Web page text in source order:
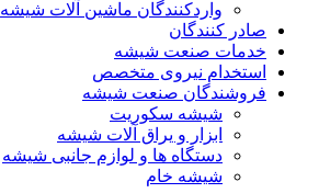
واردکنندگان ماشین آلات شیشه
صادر کنندگان
خدمات صنعت شیشه
استخدام نیروی متخصص
فروشندگان صنعت شیشه
شیشه سکوریت
ابزار و یراق آلات شیشه
دستگاه ها و لوازم جانبی شیشه
شیشه خام